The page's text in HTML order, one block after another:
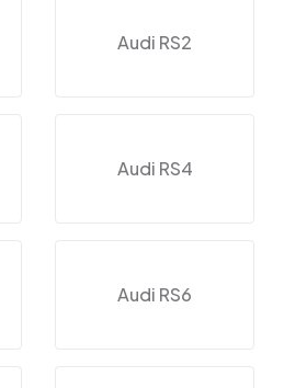
Audi RS2
Audi RS4
Audi RS6